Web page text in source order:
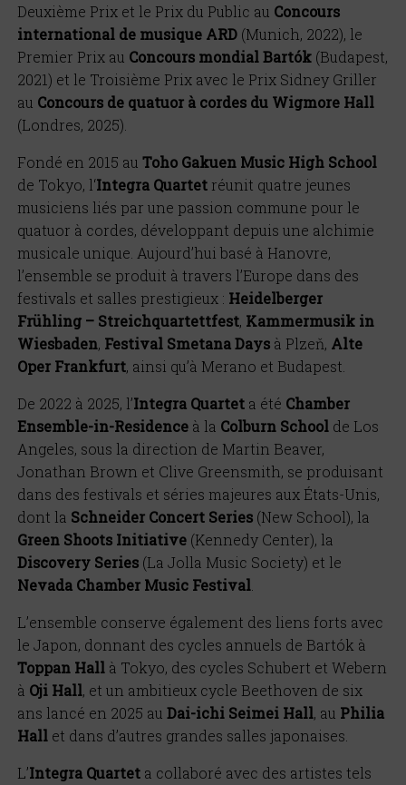
Deuxième Prix et le Prix du Public au Concours
international de musique ARD (Munich, 2022), le
Premier Prix au Concours mondial Bartók (Budapest,
2021) et le Troisième Prix avec le Prix Sidney Griller
au Concours de quatuor à cordes du Wigmore Hall
(Londres, 2025).
Fondé en 2015 auToho Gakuen Music High School
de Tokyo, l‘Integra Quartet réunit quatre jeunes
musiciens liés par une passion commune pour le
quatuor à cordes, développant depuis une alchimie
musicale unique. Aujourd’hui basé à Hanovre,
l’ensemble se produit àtravers l’Europe dans des
festivals et salles prestigieux : Heidelberger
Frühling – Streichquartettfest, Kammermusik in
Wiesbaden, Festival Smetana Days à Plzeň, Alte
Oper Frankfurt, ainsi qu’à Merano et Budapest.
De 2022 à 2025, l’Integra Quartet a été Chamber
Ensemble-in-Residence à la Colburn School de Los
Angeles, sous la direction de Martin Beaver,
Jonathan Brown et Clive Greensmith, se produisant
dans des festivals et séries majeures aux États-Unis,
dont la Schneider Concert Series (New School), la
Green Shoots Initiative (Kennedy Center), la
Discovery Series (La Jolla Music Society) et le
Nevada Chamber Music Festival.
L’ensemble conserve également des liens forts avec
le Japon, donnant des cycles annuels de Bartók à
Toppan Hall à Tokyo, des cycles Schubert et Webern
à Oji Hall, et un ambitieux cycle Beethoven de six
ans lancé en 2025 auDai-ichi Seimei Hall, au Philia
Hall et dans d’autres grandes salles japonaises.
L’Integra Quartet a collaboré avec des artistes tels